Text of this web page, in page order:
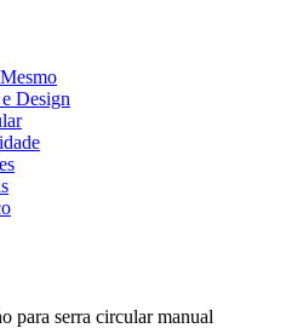
Design
para serra circular manual